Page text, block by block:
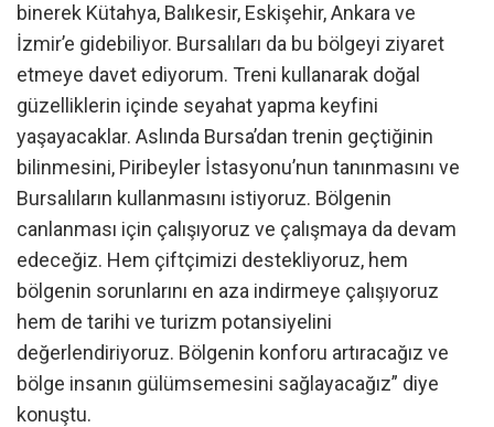
binerek Kütahya, Balıkesir, Eskişehir, Ankara ve
İzmir’e gidebiliyor. Bursalıları da bu bölgeyi ziyaret
etmeye davet ediyorum. Treni kullanarak doğal
güzelliklerin içinde seyahat yapma keyfini
yaşayacaklar. Aslında Bursa’dan trenin geçtiğinin
bilinmesini, Piribeyler İstasyonu’nun tanınmasını ve
Bursalıların kullanmasını istiyoruz. Bölgenin
canlanması için çalışıyoruz ve çalışmaya da devam
edeceğiz. Hem çiftçimizi destekliyoruz, hem
bölgenin sorunlarını en aza indirmeye çalışıyoruz
hem de tarihi ve turizm potansiyelini
değerlendiriyoruz. Bölgenin konforu artıracağız ve
bölge insanın gülümsemesini sağlayacağız” diye
konuştu.